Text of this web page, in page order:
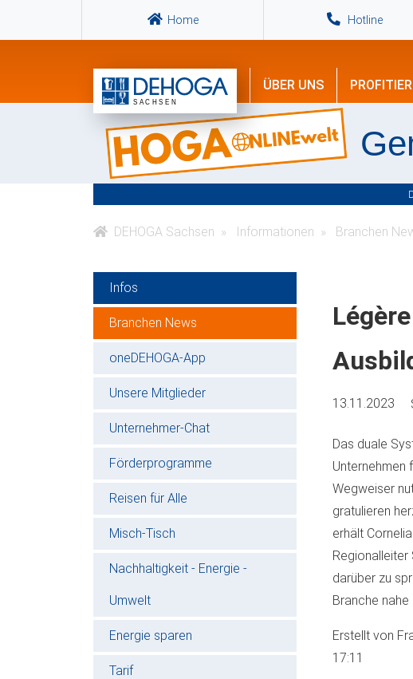
Home Hotline
ÜBER UNS
DEHOGA Sachsen Informationen Branchen
Infos
Branchen News
oneDEHOGA-App
Unsere Mitglieder
Unternehmer-Chat
Förderprogramme
Reisen für Alle
Misch-Tisch
Nachhaltigkeit - Energie -
Umwelt
Energie sparen
Tarif
13.11.2023
Das duale
Unternehmen
Wegweiser
gratulieren
erhält
Regionalleiter
darüber zu
Branche nahe
Erstellt von
17:11